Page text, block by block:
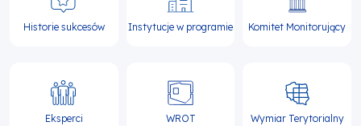
Historie sukcesów Instytucje w programie Komitet Monitorujący
Eksperci WROT Wymiar Terytorialny